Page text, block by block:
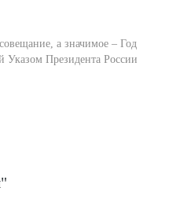
а значимое – Год
Указом Президента России